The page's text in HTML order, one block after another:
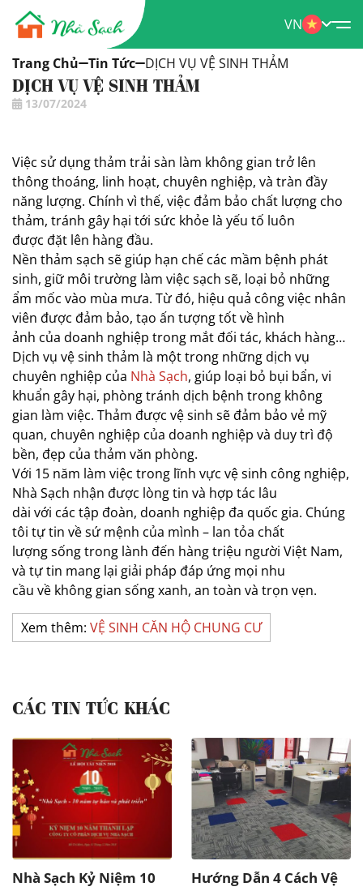
VN
Trang Chủ Tin Tức DỊCH VỤ VỆ SINH THẢM
DỊCH VỤ VỆ SINH THẢM
13/07/2024
Việc sử dụng thảm trải sàn làm không gian trở lên
thông thoáng, linh hoạt, chuyên nghiệp, và tràn đầy
năng lượng. Chính vì thế, việc đảm bảo chất lượng cho
thảm, tránh gây hại tới sức khỏe là yếu tố luôn
được đặt lên hàng đầu.
Nền thảm sạch sẽ giúp hạn chế các mầm bệnh phát
sinh, giữ môi trường làm việc sạch sẽ, loại bỏ những
ẩm mốc vào mùa mưa. Từ đó, hiệu quả công việc nhân
viên được đảm bảo, tạo ấn tượng tốt về hình
ảnh của doanh nghiệp trong mắt đối tác, khách hàng…
Dịch vụ vệ sinh thảm là một trong những dịch vụ
chuyên nghiệp của Nhà Sạch, giúp loại bỏ bụi bẩn, vi
khuẩn gây hại, phòng tránh dịch bệnh trong không
gian làm việc. Thảm được vệ sinh sẽ đảm bảo vẻ mỹ
quan, chuyên nghiệp của doanh nghiệp và duy trì độ
bền, đẹp của thảm văn phòng.
Với 15 năm làm việc trong lĩnh vực vệ sinh công nghiệp,
Nhà Sạch nhận được lòng tin và hợp tác lâu
dài với các tập đoàn, doanh nghiệp đa quốc gia. Chúng
tôi tự tin về sứ mệnh của mình – lan tỏa chất
lượng sống trong lành đến hàng triệu người Việt Nam,
và tự tin mang lại giải pháp đáp ứng mọi nhu
cầu về không gian sống xanh, an toàn và trọn vẹn.
Xem thêm: VỆ SINH CĂN HỘ CHUNG CƯ
CÁC TIN TỨC KHÁC
Nhà Sạch Kỷ Niệm 10
Hướng Dẫn 4 Cách Vệ